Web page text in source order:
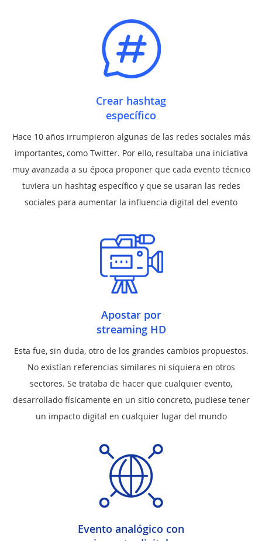
Crear hashtag
específico
Hace 10 años irrumpieron algunas de las redes sociales más
importantes, como Twitter. Por ello, resultaba una iniciativa
muy avanzada a su época proponer que cada evento técnico
tuviera un hashtag específico y que se usaran las redes
sociales para aumentar la influencia digital del evento
Apostar por
streaming HD
Esta fue, sin duda, otro de los grandes cambios propuestos.
No existían referencias similares ni siquiera en otros
sectores. Se trataba de hacer que cualquier evento,
desarrollado físicamente en un sitio concreto, pudiese tener
un impacto digital en cualquier lugar del mundo
Evento analógico con